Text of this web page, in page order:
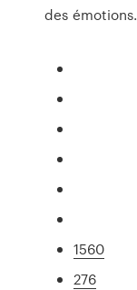
des émotions.
1560
276